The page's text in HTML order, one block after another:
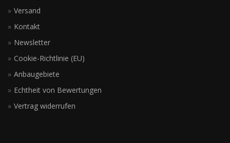
Versand
Kontakt
Newsletter
Cookie-Richtlinie (EU)
Anbaugebiete
Echtheit von Bewertungen
Vertrag widerrufen